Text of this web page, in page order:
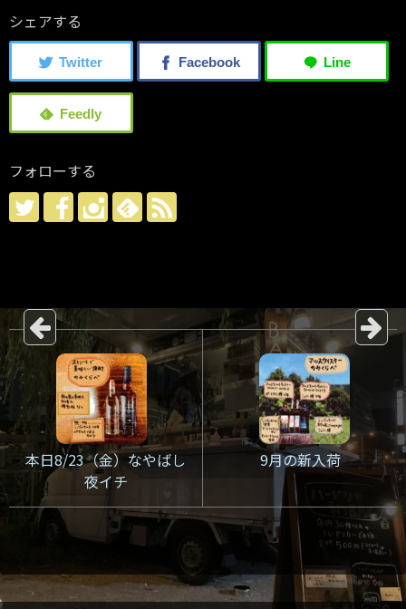
シェアする
フォローする
本日8/23（金）なやばし
夜イチ
9月の新入荷